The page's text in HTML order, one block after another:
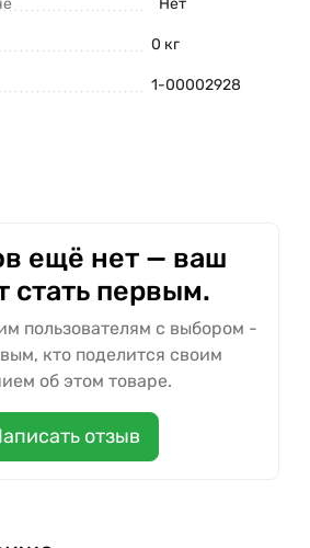
0 кг
1-00002928
ещё нет — ваш
стать первым.
пользователям с выбором -
кто поделится своим
об этом товаре.
отзыв